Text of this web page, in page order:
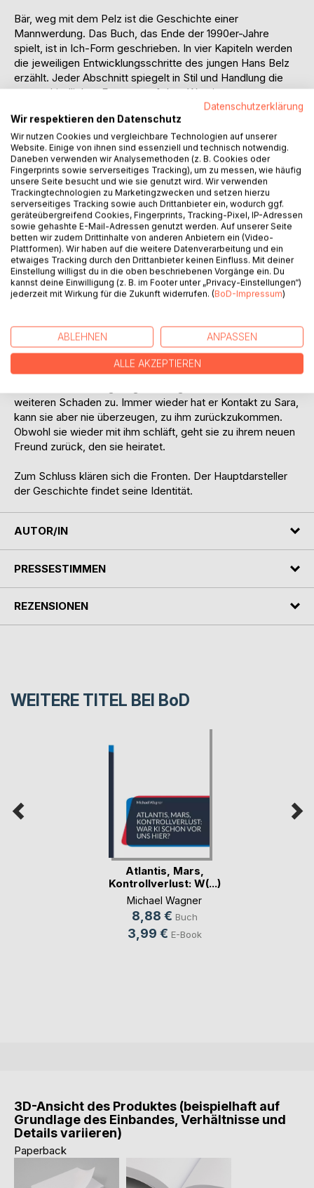
Bär, weg mit dem Pelz ist die Geschichte einer
Mannwerdung. Das Buch, das Ende der 1990er-Jahre
spielt, ist in Ich-Form geschrieben. In vier Kapiteln werden
die jeweiligen Entwicklungsschritte des jungen Hans Belz
erzählt. Jeder Abschnitt spiegelt in Stil und Handlung die
unterschiedlichen Etappen auf dem Weg ins
Erwachsenenleben. Die Sprache des Romans ist direkt.
Das große Thema ist die Liebe, der Sex und die
Verstrickungen, die sich innerhalb von Beziehungen
ergeben; sowohl in Männerfreundschaften als auch in
Paarbeziehungen.
Inhalt
Der Hauptdarsteller Hans Belz verliert die Liebe seines
Lebens nach der gemeinsamen Internatszeit aus den
Augen. Sein Verhalten ihr gegenüber ist in den letzten
Wochen von Gemeinheiten geprägt, nicht nur weil er sich
exzessiv dem Alkohol hingibt. Noch während der Schulzeit
fasst er mit seinem besten Freund Paul den Entschluss,
Deutschland zu verlassen und in Irland zu leben. Nach dem
den Lebensunterhalt finanziert. Hans Belz schreibt an
einem Buch, muss feststellen, dass keine Frau die Leere
ausfüllen kann, die in ihm ist; er vergeht in Sehnsucht an
seine große Liebe Sara und trinkt. Er trifft eine neue Frau,
weiteren Schaden zu. Immer wieder hat er Kontakt zu Sara,
kann sie aber nie überzeugen, zu ihm zurückzukommen.
Obwohl sie wieder mit ihm schläft, geht sie zu ihrem neuen
Freund zurück, den sie heiratet.
Zum Schluss klären sich die Fronten. Der Hauptdarsteller
der Geschichte findet seine Identität.
AUTOR/IN
PRESSESTIMMEN
REZENSIONEN
WEITERE TITEL BEI BoD
Atlantis, Mars,
Kontrollverlust: W(...)
Michael Wagner
8,88 € Buch
3,99 € E-Book
3D-Ansicht des Produktes (beispielhaft auf
Grundlage des Einbandes, Verhältnisse und
Details variieren)
Paperback
Datenschutzerklärung
Wir respektieren den Datenschutz
Wir nutzen Cookies und vergleichbare Technologien auf unserer
Website. Einige von ihnen sind essenziell und technisch notwendig.
Daneben verwenden wir Analysemethoden (z. B. Cookies oder
Fingerprints sowie serverseitiges Tracking), um zu messen, wie häufig
unsere Seite besucht und wie sie genutzt wird. Wir verwenden
Trackingtechnologien zu Marketingzwecken und setzen hierzu
serverseitiges Tracking sowie auch Drittanbieter ein, wodurch ggf.
geräteübergreifend Cookies, Fingerprints, Tracking-Pixel, IP-Adressen
sowie gehashte E-Mail-Adressen genutzt werden. Auf unserer Seite
betten wir zudem Drittinhalte von anderen Anbietern ein (Video-
Plattformen). Wir haben auf die weitere Datenverarbeitung und ein
etwaiges Tracking durch den Drittanbieter keinen Einfluss. Mit deiner
Einstellung willigst du in die oben beschriebenen Vorgänge ein. Du
kannst deine Einwilligung (z. B. im Footer unter „Privacy-Einstellungen“)
jederzeit mit Wirkung für die Zukunft widerrufen. (BoD-Impressum)
ABLEHNEN ANPASSEN
ALLE AKZEPTIEREN